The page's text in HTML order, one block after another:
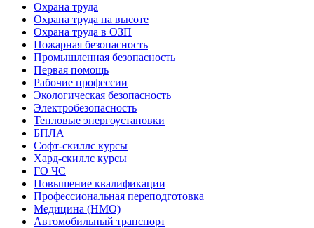
Охрана труда
Охрана труда на высоте
Охрана труда в ОЗП
Пожарная безопасность
Промышленная безопасность
Первая помощь
Рабочие профессии
Экологическая безопасность
Электробезопасность
Тепловые энергоустановки
БПЛА
Софт-скиллс курсы
Хард-скиллс курсы
ГО ЧС
Повышение квалификации
Профессиональная переподготовка
Медицина (НМО)
Автомобильный транспорт